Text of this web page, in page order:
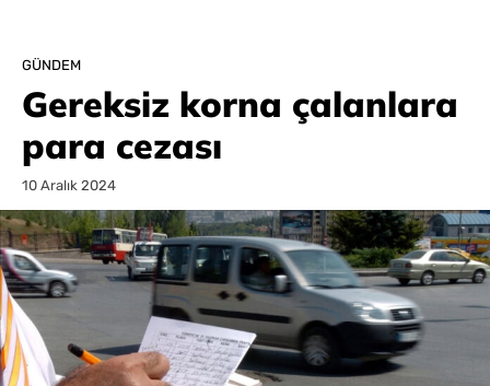
GÜNDEM
Gereksiz korna çalanlara
para cezası
10 Aralık 2024